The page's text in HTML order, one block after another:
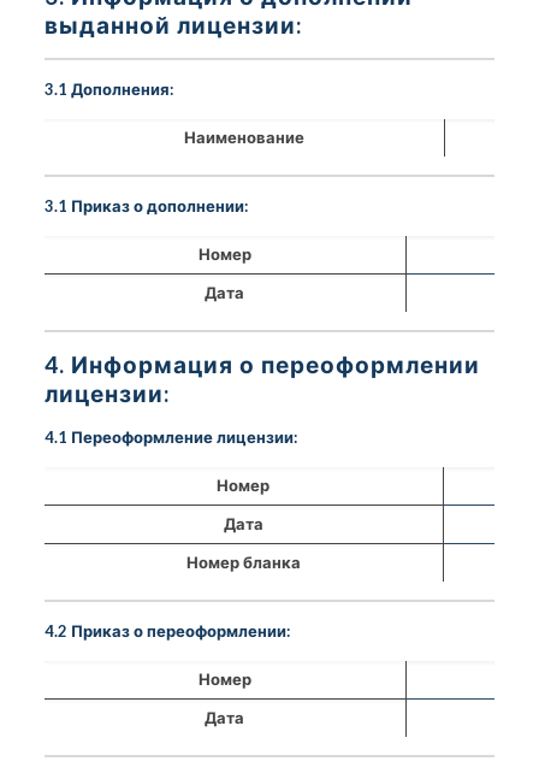
выданной лицензии:
3.1 Дополнения:
Наименование
3.1 Приказ о дополнении:
Номер
Дата
4. Информация о переоформлении
лицензии:
4.1 Переоформление лицензии:
Номер
Дата
Номер бланка
4.2 Приказ о переоформлении:
Номер
Дата